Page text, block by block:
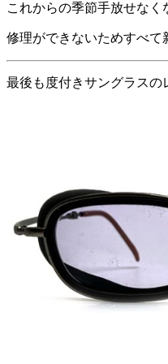
これからの季節手放せな
修理ができないためすべて
最後も度付きサングラスの